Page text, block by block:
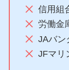
信用組
労働金
JAバン
JFマリ